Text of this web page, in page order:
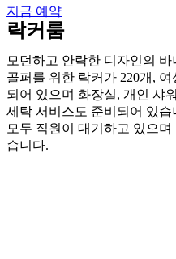
지금 예약
락커룸
모던하고 안락한 디자인의
골퍼를 위한 락커가 220개,
되어 있으며 화장실, 개인 샤
세탁 서비스도 준비되어 있
모두 직원이 대기하고 있으
습니다.